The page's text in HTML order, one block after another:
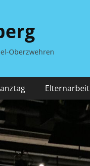
Oberzwehren
Elternarbeit